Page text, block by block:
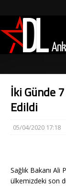
İki Günde
Edildi
05/04/2020 17:18
Sağlık Bakanı Ali
ülkemizdeki son